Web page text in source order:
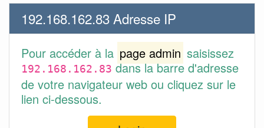
192.168.162.83 Adresse IP
Pour accéder à la page admin saisissez
192.168.162.83 dans la barre d'adresse
de votre navigateur web ou cliquez sur le
lien ci-dessous.